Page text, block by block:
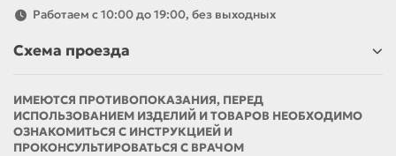
Работаем с 10:00 до 19:00, без выходных
Схема проезда
ИМЕЮТСЯ ПРОТИВОПОКАЗАНИЯ, ПЕРЕД
ИСПОЛЬЗОВАНИЕМ ИЗДЕЛИЙ И ТОВАРОВ НЕОБХОДИМО
ОЗНАКОМИТЬСЯ С ИНСТРУКЦИЕЙ И
ПРОКОНСУЛЬТИРОВАТЬСЯ С ВРАЧОМ